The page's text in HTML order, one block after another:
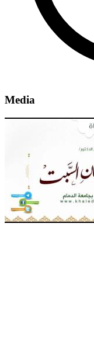
Media